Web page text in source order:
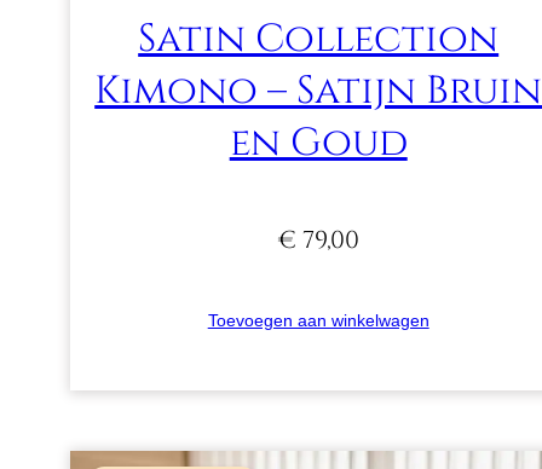
Satin Collection
Kimono – Satijn Bruin
en Goud
€ 79,00
Toevoegen aan winkelwagen